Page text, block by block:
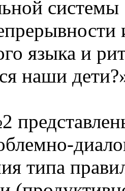
языка и
наши
типа